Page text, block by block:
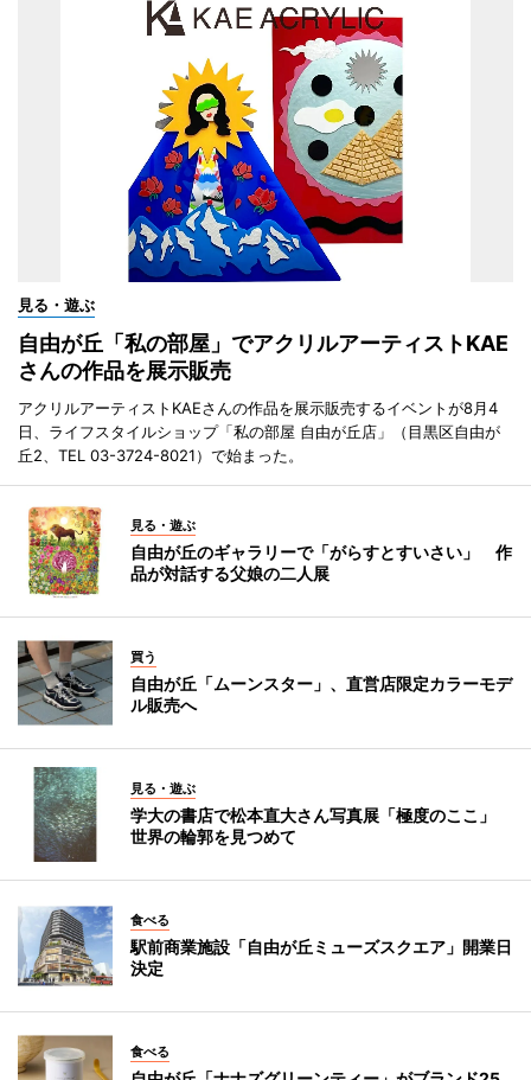
見る・遊ぶ
自由が丘「私の部屋」でアクリルアーティストKAE
さんの作品を展示販売
アクリルアーティストKAEさんの作品を展示販売するイベントが8月4
日、ライフスタイルショップ「私の部屋 自由が丘店」（目黒区自由が
丘2、TEL 03-3724-8021）で始まった。
見る・遊ぶ
自由が丘のギャラリーで「がらすとすいさい」 作
品が対話する父娘の二人展
買う
自由が丘「ムーンスター」、直営店限定カラーモデ
ル販売へ
見る・遊ぶ
学大の書店で松本直大さん写真展「極度のここ」
世界の輪郭を見つめて
食べる
駅前商業施設「自由が丘ミューズスクエア」開業日
決定
食べる